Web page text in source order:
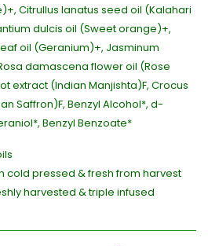
Citrullus lanatus seed oil (Kalahari
dulcis oil (Sweet orange)+,
oil (Geranium)+, Jasminum
damascena flower oil (Rose
extract (Indian Manjishta)F, Crocus
Saffron)F, Benzyl Alcohol*, d-
Benzyl Benzoate*
cold pressed & fresh from harvest
harvested & triple infused